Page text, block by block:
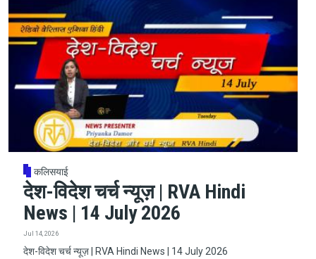
कलिसयाई
देश-विदेश चर्च न्यूज़ | RVA Hindi
News | 14 July 2026
Jul 14, 2026
देश-विदेश चर्च न्यूज़ | RVA Hindi News | 14 July 2026